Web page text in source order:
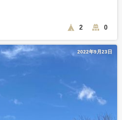
2 0
2022年9月23日